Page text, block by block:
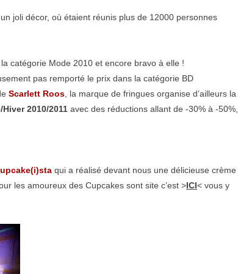
joli décor, où étaient réunis plus de 12000 personnes
catégorie Mode 2010 et encore bravo à elle !
pas remporté le prix dans la catégorie BD
Scarlett Roos, la marque de fringues organise d’ailleurs la
2010/2011 avec des réductions allant de -30% à -50%,
qui a réalisé devant nous une délicieuse crème
les amoureux des Cupcakes sont site c’est >ICI< vous y